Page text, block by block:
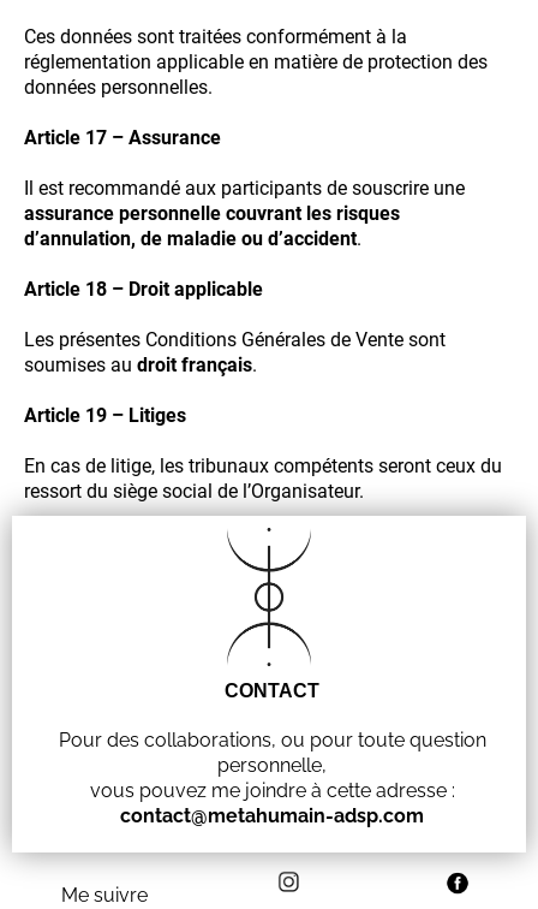
Ces données sont traitées conformément à la
réglementation applicable en matière de protection des
données personnelles.
Article 17 – Assurance
Il est recommandé aux participants de souscrire une
assurance personnelle couvrant les risques
d’annulation, de maladie ou d’accident.
Article 18 – Droit applicable
Les présentes Conditions Générales de Vente sont
soumises au droit français.
Article 19 – Litiges
En cas de litige, les tribunaux compétents seront ceux du
ressort du siège social de l’Organisateur.
CONTACT
Pour des collaborations, ou pour toute question
personnelle,
vous pouvez me joindre à cette adresse :
contact@metahumain-adsp.com
Me suivre